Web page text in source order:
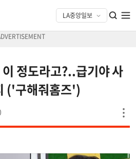
정도라고?..급기야 사
('구해줘홈즈')